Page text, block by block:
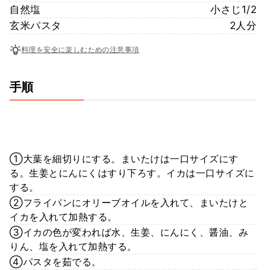
自然塩
小さじ1/2
玄米パスタ
2人分
料理を安全に楽しむための注意事項
手順
①大葉を細切りにする。まいたけは一口サイズにす
る。生姜とにんにくはすり下ろす。イカは一口サイズに
する。
②フライパンにオリーブオイルを入れて、まいたけと
イカを入れて加熱する。
③イカの色が変われば水、生姜、にんにく、醤油、み
りん、塩を入れて加熱する。
④パスタを茹でる。